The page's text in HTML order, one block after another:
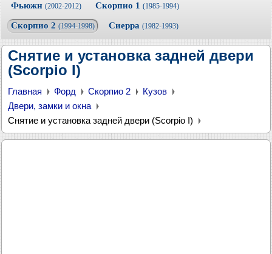
Фьюжн (2002-2012) Скорпио 1 (1985-1994)
Скорпио 2 (1994-1998) Сиерра (1982-1993)
Снятие и установка задней двери
(Scorpio I)
Главная Форд Скорпио 2
Кузов
Двери, замки и окна
Снятие и установка задней двери (Scorpio I)